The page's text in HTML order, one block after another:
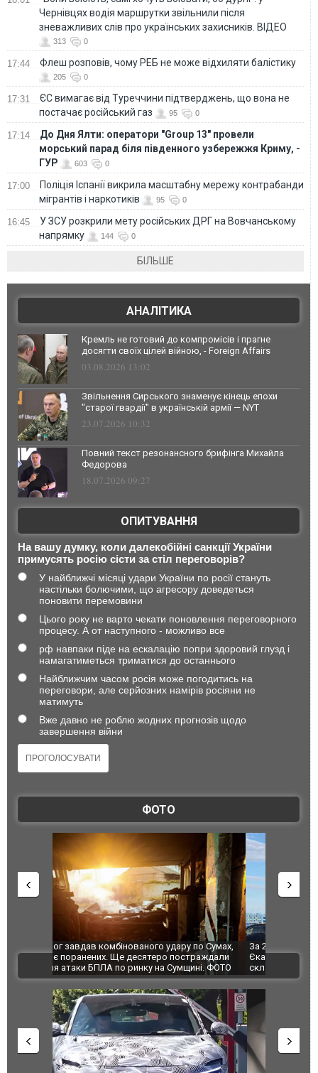
Чернівцях водія маршрутки звільнили після
зневажливих слів про українських захисників. ВІДЕО
313 0
17:44 Флеш розповів, чому РЕБ не може відхиляти балістику
205 0
17:31
ЄС вимагає від Туреччини підтверджень, що вона не
постачає російський газ
95 0
17:14
До Дня Ялти: оператори "Group 13" провели
морський парад біля південного узбережжя Криму, -
ГУР
603 0
17:00
Поліція Іспанії викрила масштабну мережу контрабанди
мігрантів і наркотиків
95 0
16:45
У ЗСУ розкрили мету російських ДРГ на Вовчанському
напрямку
144 0
БІЛЬШЕ
АНАЛІТИКА
Кремль не готовий до компромісів і прагне
досягти своїх цілей війною, - Foreign Affairs
03.08.2026 13:02
Звільнення Сирського знаменує кінець епохи
"старої гвардії" в українській армії — NYT
23.07.2026 10:32
Повний текст резонансного брифінга Михайла
Федорова
18.07.2026 09:27
ОПИТУВАННЯ
На вашу думку, коли далекобійні санкції України
примусять росію сісти за стіл переговорів?
У найближчі місяці удари України по росії стануть
настільки болючими, що агресору доведеться
поновити перемовини
Цього року не варто чекати поновлення переговорного
процесу. А от наступного - можливо все
рф навпаки піде на ескалацію попри здоровий глузд і
намагатиметься триматися до останнього
Найближчим часом росія може погодитись на
переговори, але серйозних намірів росіяни не
матимуть
Вже давно не роблю жодних прогнозів щодо
завершення війни
ФОТО
За 2000 кілометрів від кордону з Україною: в
Єкатеринбурзі після атаки дронів загорівся
склад Wildberries. ФОТО. ВІДЕО
"Мої
ВІДЕО